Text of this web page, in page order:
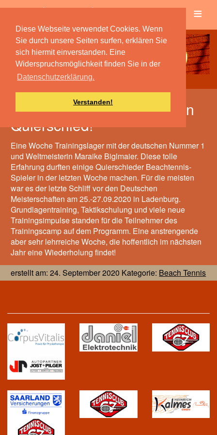
Diese Webseite verwendet Cookies. Wenn
Sie durch unsere Seiten surfen, erklären Sie
sich hiermit einverstanden. Eine
Widerspruchsmöglichkeit finden Sie in der
Datenschutzerklärung.
Verstanden!
≡
Die Weltmeisterin zu Gast in
Quierschied!
Eine Woche Trainingslager mit der deutschen Nummer 1
und Weltmeisterin Maraike Biglmaier. Diese tolle
Erfahrung durften einige Quierschieder Beachtennis-
Spieler in der letzten Woche machen. Für die meisten
war es der letzte Schliff vor den Deutschen
Meisterschaften am 25.-27.09.2020 in Ladenburg.
Grundlagentraining, Taktikschulung und viele neue
Trainingsimpulse standen für die Teilnehmer des
Trainingscamp auf dem Programm. Eine anstrengende
aber sehr lehrreiche Woche, die hoffentlich im nächsten
Jahr eine Wiederholung findet!
erstellt am: 24. September 2020 Kategorie: Beach Tennis